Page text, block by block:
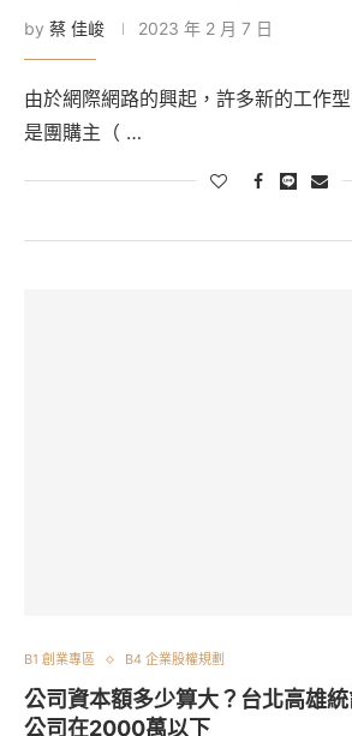
by 蔡 佳峻 2023 年 2 月 7 日
由於網際網路的興起，許多新的工作
是團購主（ …
B1 創業專區 B4 企業股權規劃
公司資本額多少算大？台北高雄
公司在2000萬以下